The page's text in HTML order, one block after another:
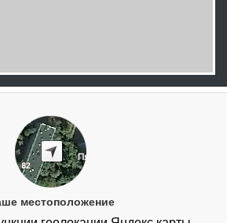
местоположение